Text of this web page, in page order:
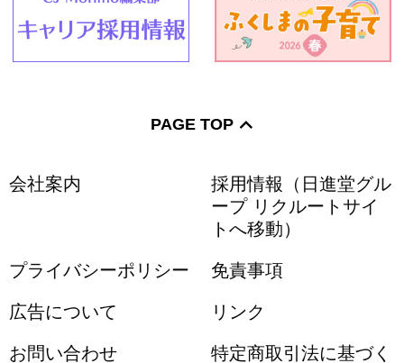
PAGE TOP
会社案内
採用情報（日進堂グル
ープ リクルートサイ
トへ移動）
プライバシーポリシー 免責事項
広告について リンク
お問い合わせ 特定商取引法に基づく